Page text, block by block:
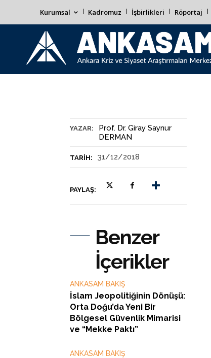
Kurumsal Kadromuz İşbirlikleri Röportaj
YAZAR:
Prof. Dr. Giray Saynur
DERMAN
TARIH: 31/12/2018
PAYLAŞ:
Benzer
İçerikler
ANKASAM BAKIŞ
İslam Jeopolitiğinin Dönüşü:
Orta Doğu’da Yeni Bir
Bölgesel Güvenlik Mimarisi
ve “Mekke Paktı”
ANKASAM BAKIŞ